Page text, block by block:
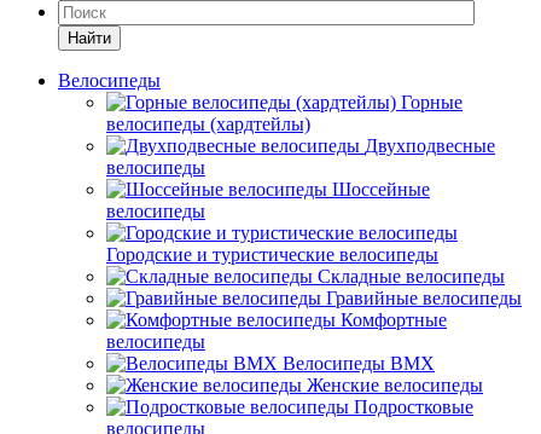
Найти
Велосипеды
Горные
велосипеды (хардтейлы)
Двухподвесные
велосипеды
Шоссейные
велосипеды
Городские и туристические велосипеды
Складные велосипеды
Гравийные велосипеды
Комфортные
велосипеды
Велосипеды BMX
Женские велосипеды
Подростковые
велосипеды